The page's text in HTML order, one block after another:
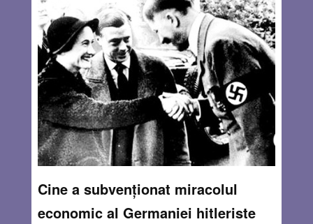
Cine a subvenționat miracolul
economic al Germaniei hitleriste